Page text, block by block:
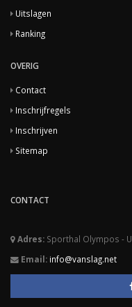
Uitslagen
Ranking
OVERIG
Contact
Inschrijfregels
Inschrijven
Sitemap
CONTACT
Adres: Sporthal Olympos -
Email: info@vanslag.net